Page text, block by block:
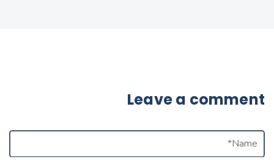
Leave a comment